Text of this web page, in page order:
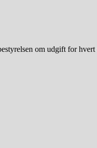
om udgift for